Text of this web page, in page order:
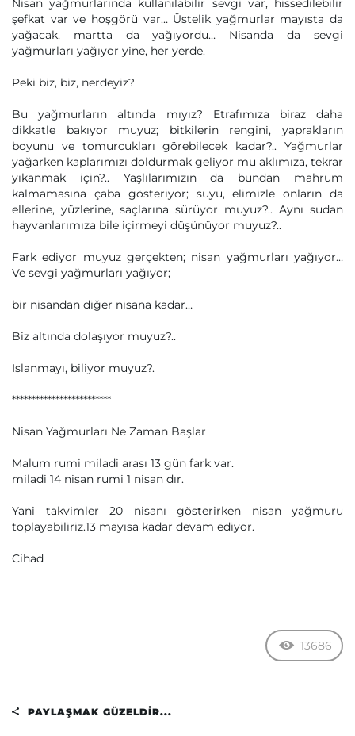
Nisan yağmurlarında kullanılabilir sevgi var, hissedilebilir
şefkat var ve hoşgörü var… Üstelik yağmurlar mayısta da
yağacak, martta da yağıyordu… Nisanda da sevgi
yağmurları yağıyor yine, her yerde.
Peki biz, biz, nerdeyiz?
Bu yağmurların altında mıyız? Etrafımıza biraz daha
dikkatle bakıyor muyuz; bitkilerin rengini, yaprakların
boyunu ve tomurcukları görebilecek kadar?.. Yağmurlar
yağarken kaplarımızı doldurmak geliyor mu aklımıza, tekrar
yıkanmak için?.. Yaşlılarımızın da bundan mahrum
kalmamasına çaba gösteriyor; suyu, elimizle onların da
ellerine, yüzlerine, saçlarına sürüyor muyuz?.. Aynı sudan
hayvanlarımıza bile içirmeyi düşünüyor muyuz?..
Fark ediyor muyuz gerçekten; nisan yağmurları yağıyor…
Ve sevgi yağmurları yağıyor;
bir nisandan diğer nisana kadar…
Biz altında dolaşıyor muyuz?..
Islanmayı, biliyor muyuz?.
*************************
Nisan Yağmurları Ne Zaman Başlar
Malum rumi miladi arası 13 gün fark var.
miladi 14 nisan rumi 1 nisan dır.
Yani takvimler 20 nisanı gösterirken nisan yağmuru
toplayabiliriz.13 mayısa kadar devam ediyor.
Cihad
13686
PAYLAŞMAK GÜZELDIR...